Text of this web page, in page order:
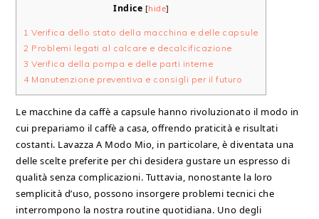
Indice [hide]
1 Verifica dello stato della macchina e delle capsule
2 Problemi legati al calcare e decalcificazione
3 Verifica della pompa e delle parti interne
4Manutenzione preventiva e consigli per il futuro
Le macchine da caffè a capsule hanno rivoluzionato il modo in
cui prepariamo il caffè a casa, offrendo praticità e risultati
costanti. Lavazza A Modo Mio, in particolare, è diventata una
delle scelte preferite per chi desidera gustare un espresso di
qualità senza complicazioni. Tuttavia, nonostante la loro
semplicità d’uso, possono insorgere problemi tecnici che
interrompono la nostra routine quotidiana. Uno degli